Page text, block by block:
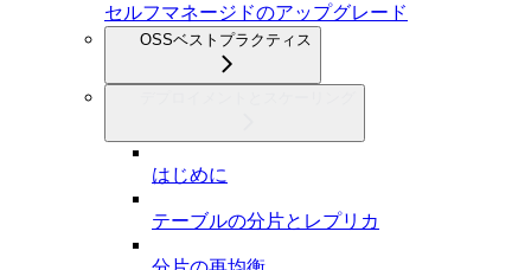
セルフマネージドのアップグレード
OSSベストプラクティス
はじめに
テーブルの分片とレプリカ